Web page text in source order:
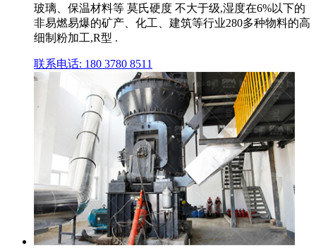
玻璃、保温材料等 莫氏硬度 不大于级,湿度在6%以下的
非易燃易爆的矿产、化工、建筑等行业280多种物料的高
细制粉加工,R型 .
联系电话: 180 3780 8511